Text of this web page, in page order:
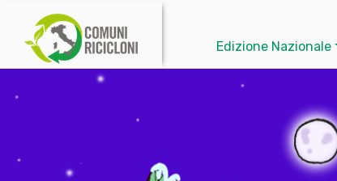
Edizione Nazionale